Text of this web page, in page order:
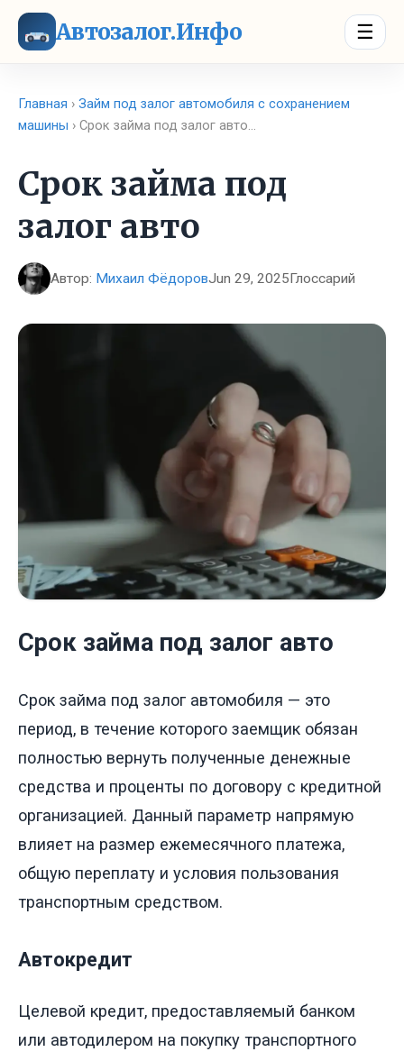
Автозалог.Инфо ☰
Главная › Займ под залог автомобиля с сохранением
машины › Срок займа под залог авто…
Срок займа под
залог авто
Автор: Михаил ФёдоровJun 29, 2025Глоссарий
Срок займа под залог авто
Срок займа под залог автомобиля — это
период, в течение которого заемщик обязан
полностью вернуть полученные денежные
средства и проценты по договору с кредитной
организацией. Данный параметр напрямую
влияет на размер ежемесячного платежа,
общую переплату и условия пользования
транспортным средством.
Автокредит
Целевой кредит, предоставляемый банком
или автодилером на покупку транспортного